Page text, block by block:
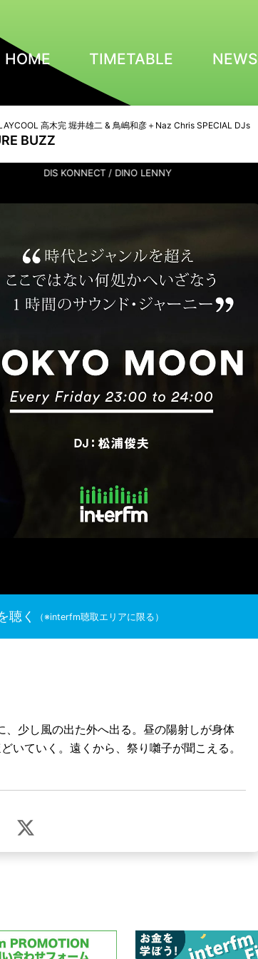
HOME TIMETABLE NEWS
高木完 堀井雄二 & 鳥嶋和彦＋Naz Chris SPECIAL DJs
BUZZ
DIS KONNECT / DINO LENNY
聴く （※interfm聴取エリアに限る）
少し風の出た外へ出る。昼の陽射しが身体
いていく。遠くから、祭り囃子が聞こえる。